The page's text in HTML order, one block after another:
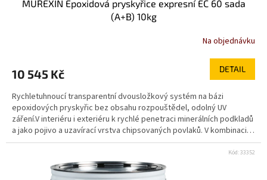
MUREXIN Epoxidová pryskyřice expresní EC 60 sada
(A+B) 10kg
Na objednávku
10 545 Kč DETAIL
Rychletuhnoucí transparentní dvousložkový systém na bázi
epoxidových pryskyřic bez obsahu rozpouštědel, odolný UV
záření.V interiéru i exteriéru k rychlé penetraci minerálních podkladů
a jako pojivo a uzavírací vrstva chipsovaných povlaků. V kombinaci s
Přísadou tixotropizační Epoxy TE 2K k rychlému lepení ukončovacích
lišt. rychletuhnoucí odolný UV záření a žloutnutí použitelná při
nízkých teplotách lesklý povrch
Kód:33352